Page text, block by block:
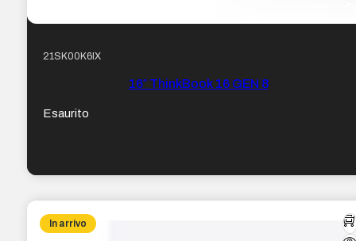
21SK00K6IX
16″ ThinkBook 16 GEN 8
Esaurito
In arrivo